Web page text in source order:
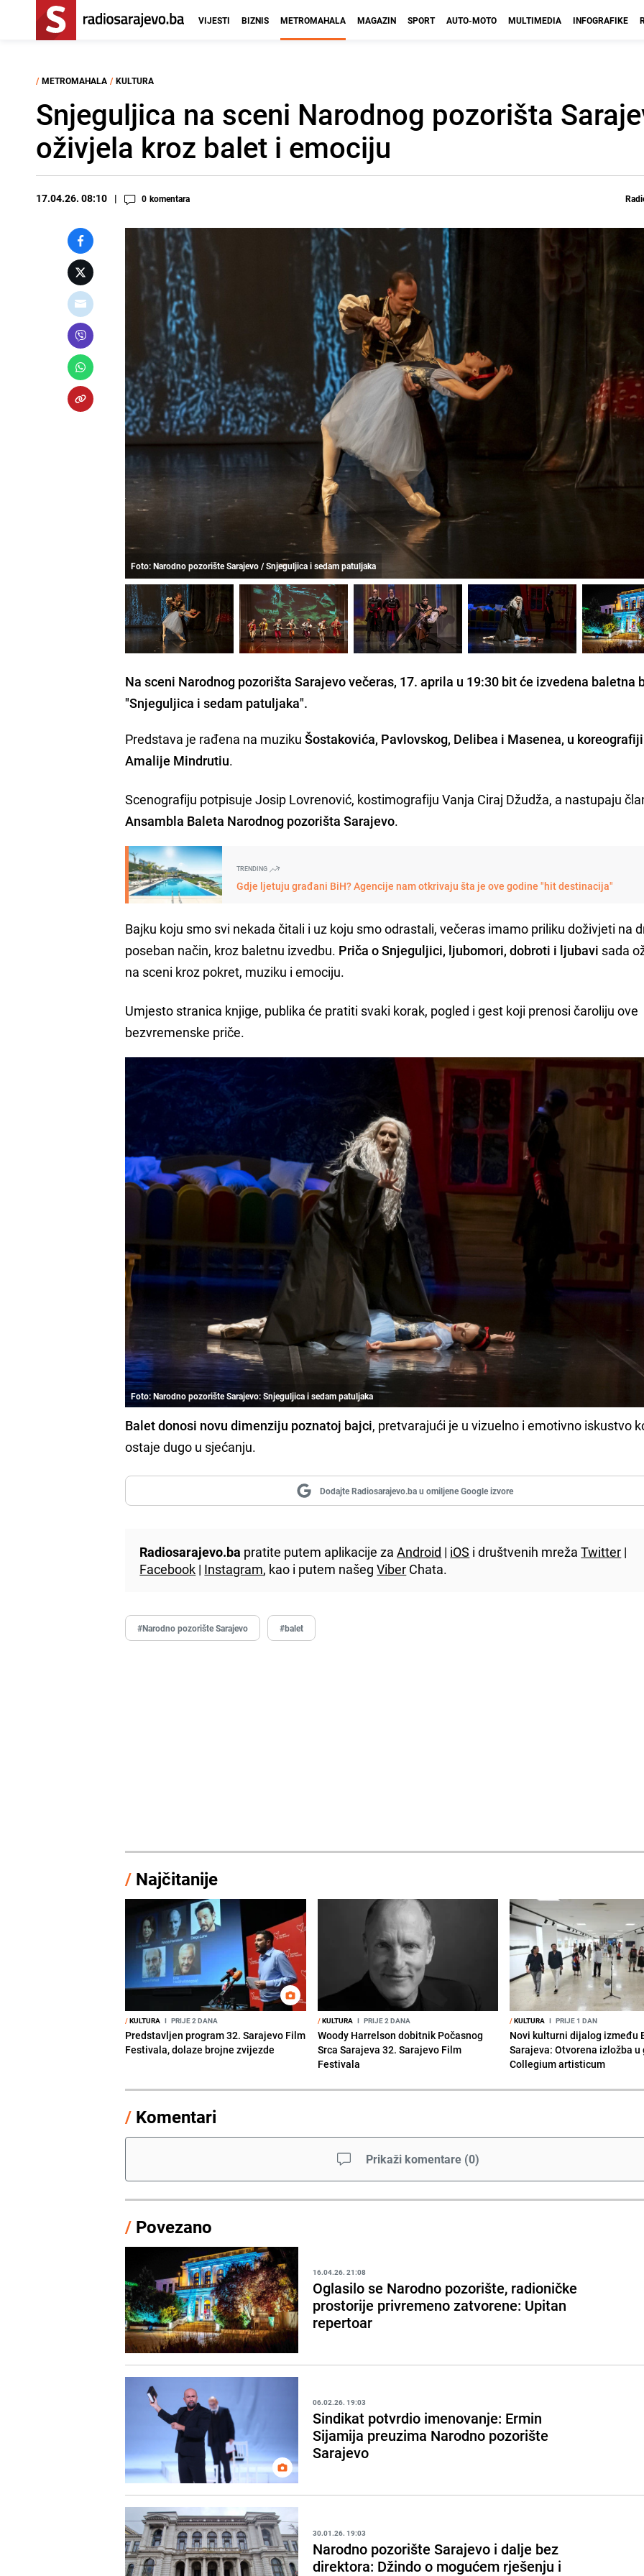
VIJESTI BIZNIS METROMAHALA MAGAZIN SPORT AUTO-MOTO MULTIMEDIA INFOGRAFIKE
/ METROMAHALA / KULTURA
Snjeguljica na sceni Narodnog pozorišta
oživjela kroz balet i emociju
17.04.26. 08:10 0 komentara
Foto: Narodno pozorište Sarajevo / Snjeguljica i sedam patuljaka
Na sceni Narodnog pozorišta Sarajevo večeras, 17. aprila u 19:30 bit će izvedena baletna
"Snjeguljica i sedam patuljaka".
Predstava je rađena na muzikuŠostakovića, Pavlovskog, Delibea i Masenea, u koreografiji
Amalije Mindrutiu.
Scenografiju potpisuje Josip Lovrenović, kostimografiju Vanja Ciraj Džudža, a nastupaju
Ansambla Baleta Narodnog pozorišta Sarajevo.
TRENDING
Gdje ljetuju građani BiH? Agencije nam otkrivaju šta je ove godine "hit destinacija"
Bajku koju smo svi nekada čitali i uz koju smo odrastali, večeras imamo priliku doživjeti na
poseban način, kroz baletnu izvedbu. Priča o Snjeguljici, ljubomori, dobroti i ljubavi sada
na sceni kroz pokret, muziku i emociju.
Umjesto stranica knjige, publika će pratiti svaki korak, pogled i gest koji prenosi čaroliju ove
bezvremenske priče.
Foto: Narodno pozorište Sarajevo: Snjeguljica i sedam patuljaka
Balet donosi novu dimenziju poznatoj bajci, pretvarajući je u vizuelno i emotivno iskustvo
ostaje dugo u sjećanju.
Dodajte Radiosarajevo.ba u omiljene Google izvore
Radiosarajevo.ba pratite putem aplikacije zaAndroid | iOS i društvenih mrežaTwitter |
Facebook | Instagram, kao i putem našegViber Chata.
#Narodno pozorište Sarajevo #balet
/ Najčitanije
/KULTURA I PRIJE 2 DANA
Predstavljen program 32. Sarajevo Film
Festivala, dolaze brojne zvijezde
/KULTURA I PRIJE 2 DANA
Woody Harrelson dobitnik Počasnog
Srca Sarajeva 32. Sarajevo Film
Festivala
/KULTURA I PRIJE 1 DAN
Novi kulturni dijalog između
Sarajeva: Otvorena izložba
Collegium artisticum
/ Komentari
Prikaži komentare (0)
/ Povezano
16.04.26. 21:08
Oglasilo se Narodno pozorište, radioničke
prostorije privremeno zatvorene: Upitan
repertoar
06.02.26. 19:03
Sindikat potvrdio imenovanje: Ermin
Sijamija preuzima Narodno pozorište
Sarajevo
30.01.26. 19:03
Narodno pozorište Sarajevo i dalje bez
direktora: Džindo o mogućem rješenju i